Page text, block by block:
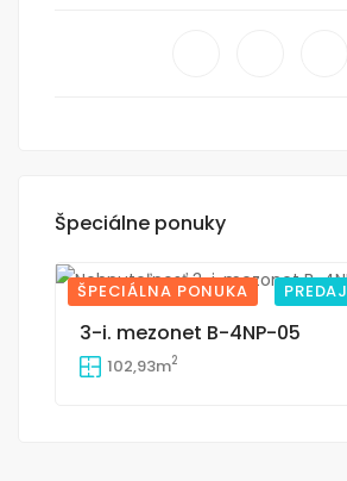
Špeciálne ponuky
ŠPECIÁLNA PONUKA PREDAJ
14
3-i. mezonet B-4NP-05
102,93m2